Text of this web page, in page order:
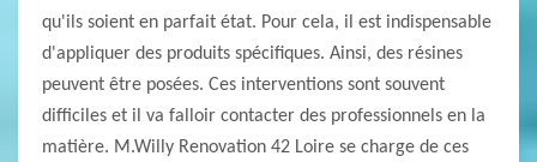
qu'ils soient en parfait état. Pour cela, il est indispensable
d'appliquer des produits spécifiques. Ainsi, des résines
peuvent être posées. Ces interventions sont souvent
difficiles et il va falloir contacter des professionnels en la
matière. M.Willy Renovation 42 Loire se charge de ces